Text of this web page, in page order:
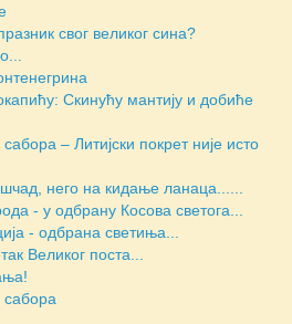
свог великог сина?
Скинућу мантију и добиће
– Литијски покрет није исто
него на кидање ланаца......
- у одбрану Косова светога...
- одбрана светиња...
Великог поста...